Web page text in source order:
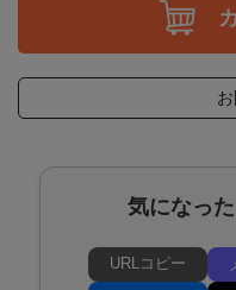
気になっ
URLコピー